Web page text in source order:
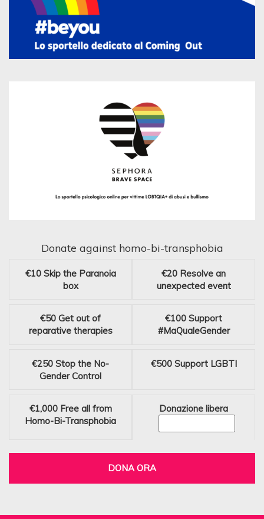
Donate against homo-bi-transphobia
€10 Skip the Paranoia
box
€20 Resolve an
unexpected event
€50 Get out of
reparative therapies
€100 Support
#MaQualeGender
€250 Stop the No-
Gender Control
€500 Support LGBTI
€1,000 Free all from
Homo-Bi-Transphobia
Donazione libera
DONA ORA